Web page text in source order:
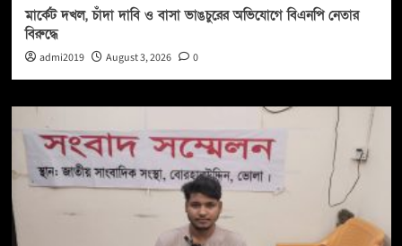
মার্কেট দখল, চাঁদা দাবি ও বাসা ভাঙচুরের অভিযোগে বিএনপি নেতার
বিরুদ্ধে
admi2019 August 3, 2026 0